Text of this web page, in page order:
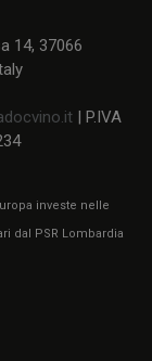
14, 37066
| P.IVA
investe nelle
dal PSR Lombardia